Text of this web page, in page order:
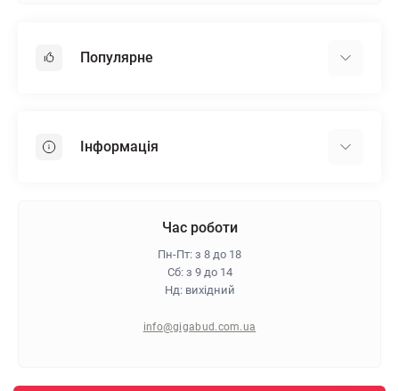
Популярне
Пінопласт
Інформація
Гарантія та повернення
Політика конфіденційності
Час роботи
Пн-Пт: з 8 до 18
Сб: з 9 до 14
Нд: вихідний
info@gigabud.com.ua